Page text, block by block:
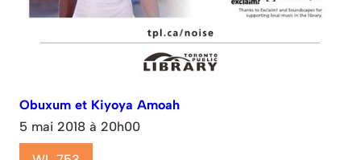
Obuxum et Kiyoya Amoah
5 mai 2018 à 20h00